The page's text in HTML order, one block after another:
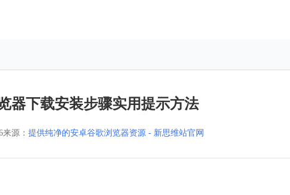
器下载安装步骤实用提示方法
来源： 提供纯净的安卓谷歌浏览器资源 - 新思维站官网